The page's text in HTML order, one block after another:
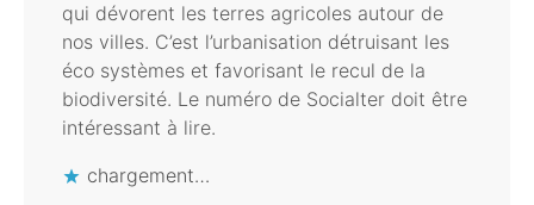
qui dévorent les terres agricoles autour de
nos villes. C’est l’urbanisation détruisant les
éco systèmes et favorisant le recul de la
biodiversité. Le numéro de Socialter doit être
intéressant à lire.
chargement…